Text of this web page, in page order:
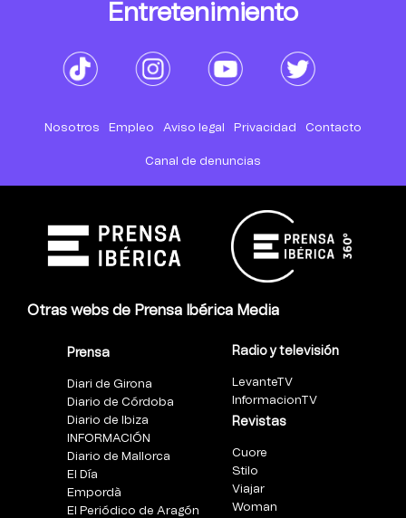
Entretenimiento
Nosotros Empleo Aviso legal Privacidad Contacto
Canal de denuncias
Otras webs de Prensa Ibérica Media
Prensa
Diari de Girona
Diario de Córdoba
Diario de Ibiza
INFORMACIÓN
Diario de Mallorca
El Día
Empordà
El Periódico de Aragón
Radio y televisión
LevanteTV
InformacionTV
Revistas
Cuore
Stilo
Viajar
Woman